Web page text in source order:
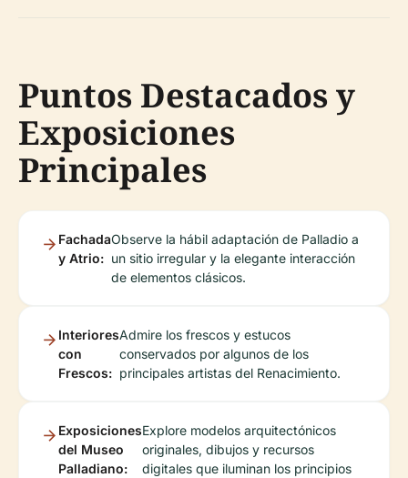
Puntos Destacados y
Exposiciones
Principales
Fachada
y Atrio:
Observe la hábil adaptación de Palladio a
un sitio irregular y la elegante interacción
de elementos clásicos.
Interiores
con
Frescos:
Admire los frescos y estucos
conservados por algunos de los
principales artistas del Renacimiento.
Exposiciones
del Museo
Palladiano:
Explore modelos arquitectónicos
originales, dibujos y recursos
digitales que iluminan los principios